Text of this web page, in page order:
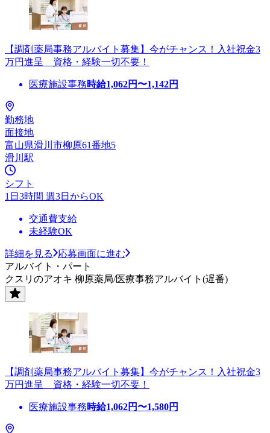
【調剤薬局事務アルバイト募集】今がチャンス！入社祝金3
万円進呈 資格・経験一切不要！
医療施設事務時給1,062円〜1,142円
勤務地
面接地
富山県滑川市柳原61番地5
滑川駅
シフト
1日3時間 週3日からOK
交通費支給
未経験OK
詳細を見る
応募画面に進む
アルバイト・パート
クスリのアオキ 柳原薬局/医療事務アルバイト(遅番)
【調剤薬局事務アルバイト募集】今がチャンス！入社祝金3
万円進呈 資格・経験一切不要！
医療施設事務時給1,062円〜1,580円